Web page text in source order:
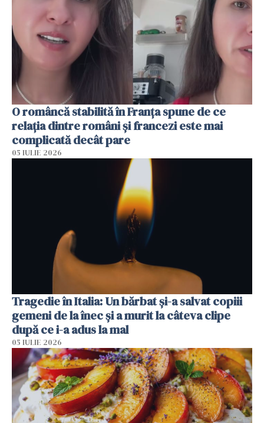
O româncă stabilită în Franța spune de ce
relația dintre români și francezi este mai
complicată decât pare
05 IULIE 2026
Tragedie în Italia: Un bărbat și-a salvat copiii
gemeni de la înec și a murit la câteva clipe
după ce i-a adus la mal
05 IULIE 2026